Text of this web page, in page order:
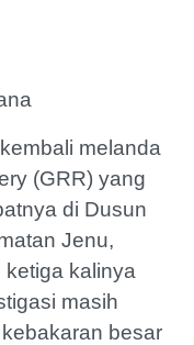
melanda
(GRR) yang
di Dusun
Jenu,
kalinya
masih
besar